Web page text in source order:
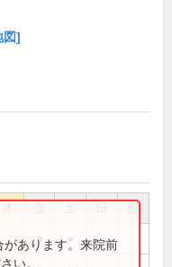
図]
祝
●
あります。来院前
い。